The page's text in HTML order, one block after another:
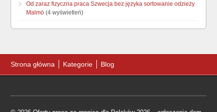
Od zaraz fizyczna praca Szwecja bez języka sortowanie odzieży
Malmö (4 wyświetleń)
Strona główna Kategorie Blog